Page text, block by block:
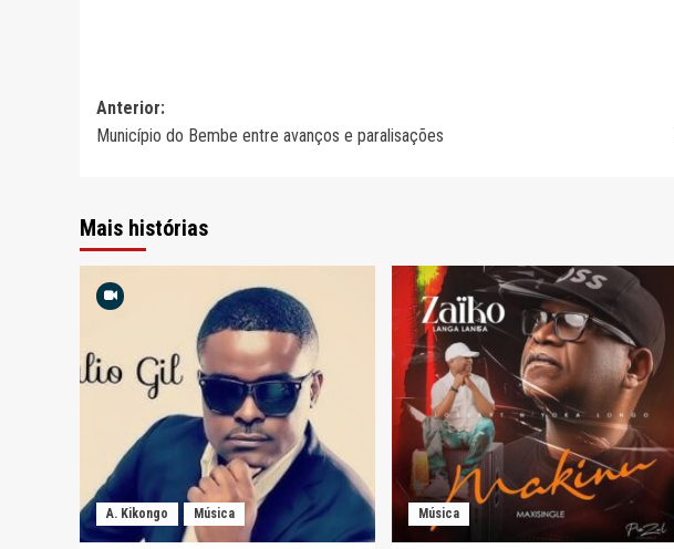
Navegação
de
Anterior:
Município do Bembe entre avanços e paralisações
Mais histórias
A. Kikongo Música Música